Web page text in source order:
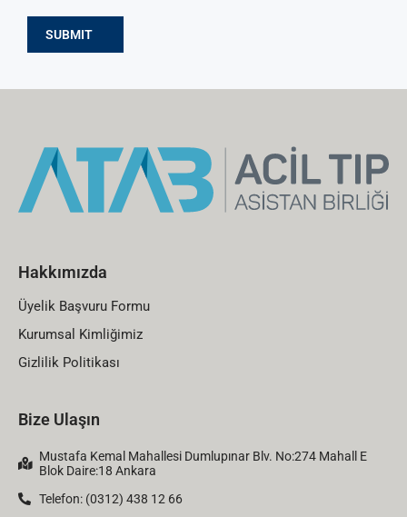
Hakkımızda
Üyelik Başvuru Formu
Kurumsal Kimliğimiz
Gizlilik Politikası
Bize Ulaşın
Mustafa Kemal Mahallesi Dumlupınar Blv. No:274 Mahall E
Blok Daire:18 Ankara
Telefon: (0312) 438 12 66